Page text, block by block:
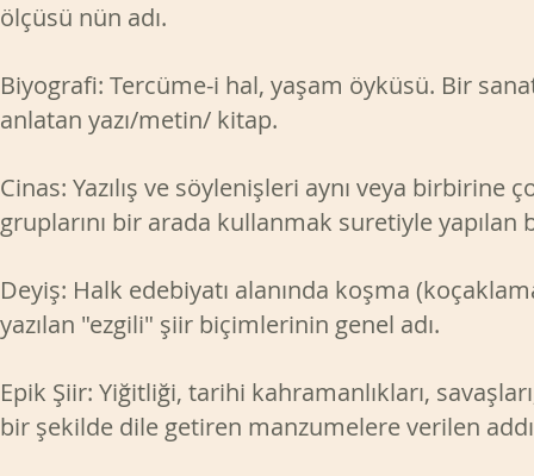
ölçüsü nün adı.
Biyografi: Tercüme-i hal, yaşam öyküsü. Bir
anlatan yazı/metin/ kitap.
Cinas: Yazılış ve söylenişleri aynı veya
gruplarını bir arada kullanmak suretiyle yapılan
Deyiş: Halk edebiyatı alanında koşma
yazılan "ezgili" şiir biçimlerinin genel adı.
Epik Şiir: Yiğitliği, tarihi kahramanlıkları,
bir şekilde dile getiren manzumelere verilen